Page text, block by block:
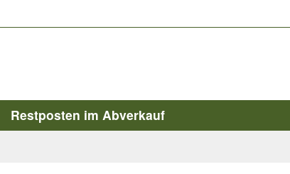
Restposten im Abverkauf